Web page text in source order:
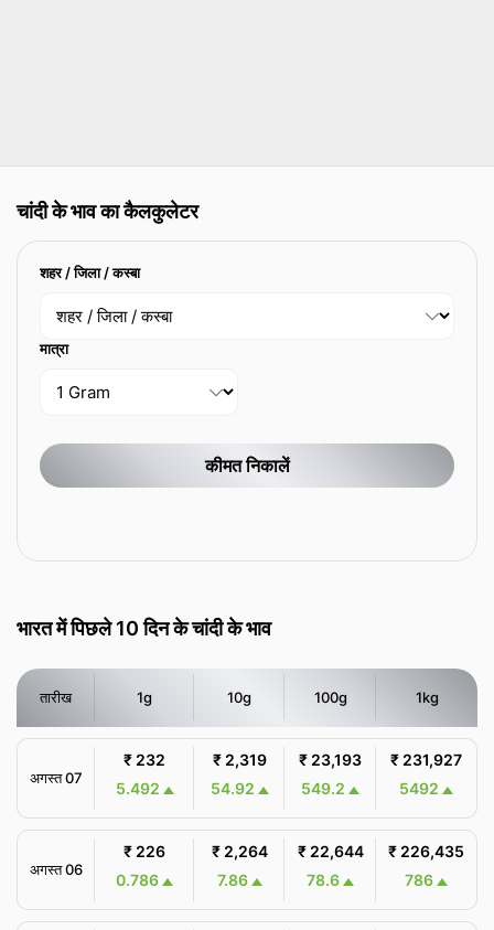
चांदी के भाव का कैलकुलेटर
शहर / जिला / कस्बा
मात्रा
कीमत निकालें
भारत में पिछले 10 दिन के चांदी के भाव
तारीख 1g 10g 100g 1kg
अगस्त 07
₹ 232
5.492
₹ 2,319
54.92
₹ 23,193
549.2
₹ 231,927
5492
अगस्त 06
₹ 226
0.786
₹ 2,264
7.86
₹ 22,644
78.6
₹ 226,435
786